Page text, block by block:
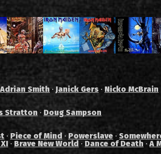
Adrian Smith· Janick Gers · Nicko McBrain
Stratton · Doug Sampson
· Piece of Mind · Powerslave ·
· Brave New World · Dance of Death ·A